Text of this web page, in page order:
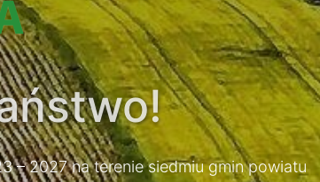
– 2027 na terenie siedmiu gmin powiatu